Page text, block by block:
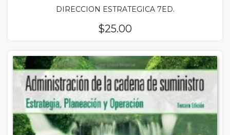
DIRECCION ESTRATEGICA 7ED.
$25.00